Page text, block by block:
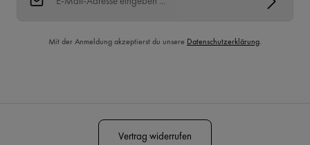
Mit der Anmeldung akzeptierst du unsere Datenschutzerklärung.
Vertrag widerrufen